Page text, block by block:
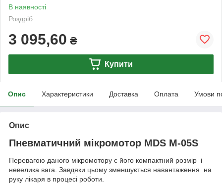
В наявності
Роздріб
3 095,60 ₴
Купити
Опис Характеристики Доставка Оплата Умови
Опис
Пневматичний мікромотор MDS M-05S
Перевагою даного мікромотору є його компактний розмір і
невелика вага. Завдяки цьому зменшується навантаження на
руку лікаря в процесі роботи.